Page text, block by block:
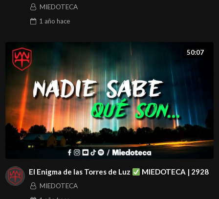
MIEDOTECA
1 año hace
50:07
El Enigma de las Torres de Luz MIEDOTECA | 2928
MIEDOTECA